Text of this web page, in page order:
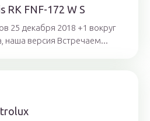
RK FNF-172 W S
25 декабря 2018 +1 вокруг
наша версия Встречаем...